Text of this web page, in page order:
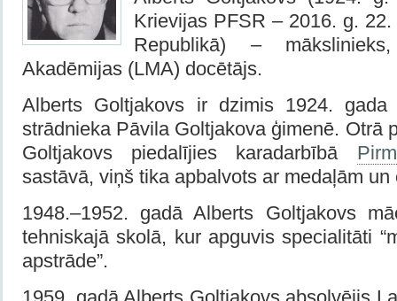
Krievijas PFSR – 2016. g.
Republikā) –
Akadēmijas (LMA) docētājs.
Alberts Goltjakovs ir dzimis 1924. gada
strādnieka Pāvila Goltjakova ģimenē. Otrā
Goltjakovs piedalījies karadarbībā
sastāvā, viņš tika apbalvots ar medaļām un
1948.–1952. gadā Alberts Goltjakovs
tehniskajā skolā, kur apguvis specialitāti
apstrāde”.